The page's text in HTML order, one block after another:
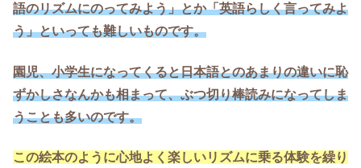
語のリズムにのってみよう」とか「英語らしく言ってみよ
う」といっても難しいものです。
園児、小学生になってくると日本語とのあまりの違いに恥
ずかしさなんかも相まって、ぶつ切り棒読みになってしま
うことも多いのです。
この絵本のように心地よく楽しいリズムに乗る体験を繰り